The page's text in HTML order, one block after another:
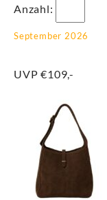
Anzahl:
September 2026
UVP €109,-